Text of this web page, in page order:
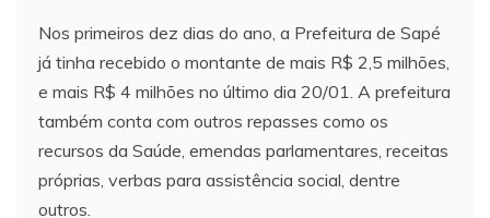
Nos primeiros dez dias do ano, a Prefeitura de Sapé
já tinha recebido o montante de mais R$ 2,5 milhões,
e mais R$ 4 milhões no último dia 20/01. A prefeitura
também conta com outros repasses como os
recursos da Saúde, emendas parlamentares, receitas
próprias, verbas para assistência social, dentre
outros.